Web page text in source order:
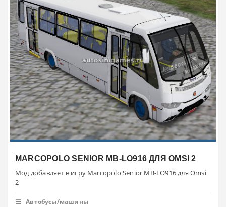
MARCOPOLO SENIOR MB-LO916 ДЛЯ OMSI 2
Мод добавляет в игру Marcopolo Senior MB-LO916 для Omsi
2
Автобусы/машины